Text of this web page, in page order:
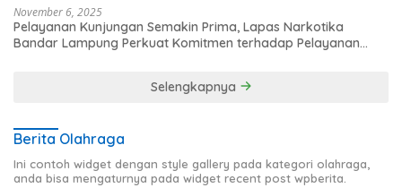
November 6, 2025
Pelayanan Kunjungan Semakin Prima, Lapas Narkotika
Bandar Lampung Perkuat Komitmen terhadap Pelayanan
Selengkapnya
Berita Olahraga
Ini contoh widget dengan style gallery pada kategori olahraga,
anda bisa mengaturnya pada widget recent post wpberita.